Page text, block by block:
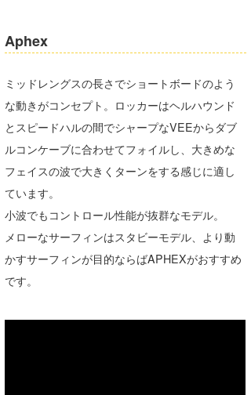
Aphex
ミッドレングスの長さでショートボードのよう
な動きがコンセプト。ロッカーはヘルハウンド
とスピードハルの間でシャープなVEEからダブ
ルコンケーブに合わせてフォイルし、大きめな
フェイスの波で大きくターンをする感じに適し
ています。
​小波でもコントロール性能が抜群なモデル。
​メローなサーフィンはスタビーモデル、より動
かすサーフィンが目的ならばAPHEXがおすすめ
です。